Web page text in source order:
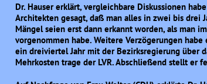
Dr. Hauser erklärt, vergleichbare Diskussionen
Architekten gesagt, daß man alles in zwei bis drei
Mängel seien erst dann erkannt worden, als man
vorgenommen habe. Weitere Verzögerungen
ein dreiviertel Jahr mit der Bezirksregierung über
Mehrkosten trage der LVR. Abschließend stellt er